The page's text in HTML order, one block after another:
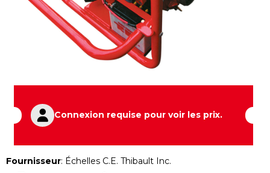
Connexion requise pour voir les prix.
Fournisseur: Échelles C.E. Thibault Inc.